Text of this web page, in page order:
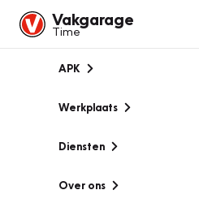
Vakgarage
Time
APK
Werkplaats
Diensten
Over ons